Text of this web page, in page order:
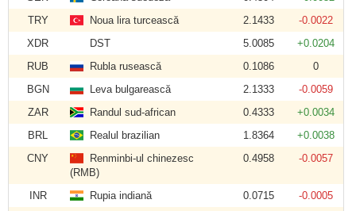
TRY
Noua lira turcească 2.1433
-0.0022
XDR
DST 5.0085
+0.0204
RUB
Rubla rusească 0.1086
0
BGN
Leva bulgarească 2.1333
-0.0059
ZAR
Randul sud-african 0.4333
+0.0034
BRL
Realul brazilian 1.8364
+0.0038
CNY
Renminbi-ul chinezesc
(RMB)
0.4958 -0.0057
INR Rupia indiană 0.0715
-0.0005